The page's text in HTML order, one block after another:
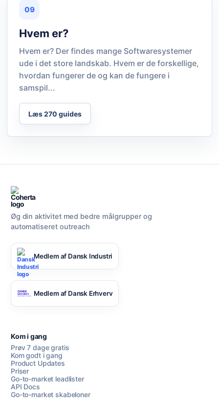
09
Hvem er?
Hvem er? Der findes mange Softwaresystemer
ude i det store landskab. Hvem er de forskellige,
hvordan fungerer de og kan de fungere i
samspil...
Læs 270 guides
Øg din aktivitet med bedre målgrupper og
automatiseret outreach
Medlem af Dansk Industri
Medlem af Dansk Erhverv
Kom i gang
Prøv 7 dage gratis
Kom godt i gang
Product Updates
Priser
Go-to-market leadlister
API Docs
Go-to-market skabeloner